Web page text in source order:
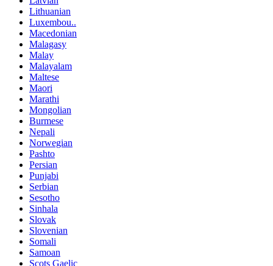
Lithuanian
Luxembou..
Macedonian
Malagasy
Malay
Malayalam
Maltese
Maori
Marathi
Mongolian
Burmese
Nepali
Norwegian
Pashto
Persian
Punjabi
Serbian
Sesotho
Sinhala
Slovak
Slovenian
Somali
Samoan
Scots Gaelic